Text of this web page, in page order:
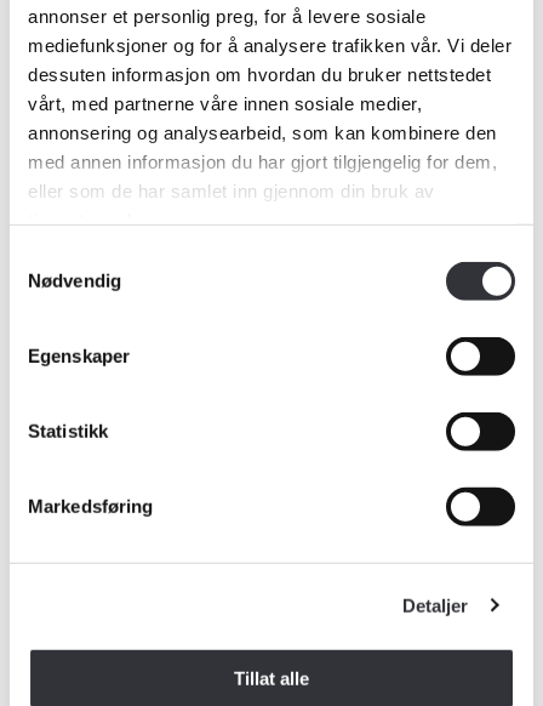
annonser et personlig preg, for å levere sosiale
mediefunksjoner og for å analysere trafikken vår. Vi deler
dessuten informasjon om hvordan du bruker nettstedet
vårt, med partnerne våre innen sosiale medier,
annonsering og analysearbeid, som kan kombinere den
med annen informasjon du har gjort tilgjengelig for dem,
eller som de har samlet inn gjennom din bruk av
Nødvendig
Egenskaper
Statistikk
Markedsføring
Detaljer
Tillat alle
Norsk takst.
Den siste tids debatt viser hvor følsomt
dette er. Mange boliger har passert 10-
millionersgrensen som følge av
prisutviklingen de siste årene, ikke fordi
eller god likviditet. For disse
husholdningene er forutsigbarhet helt
Samtidig reiser ordningen et annet
hvem som i praksis må bære ansvaret
dersom verdiene som legges til grunn